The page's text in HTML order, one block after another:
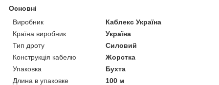
Основні
Виробник
Каблекс Україна
Країна виробник
Україна
Тип дроту
Силовий
Конструкція кабелю
Жорстка
Упаковка
Бухта
Длина в упаковке
100 м